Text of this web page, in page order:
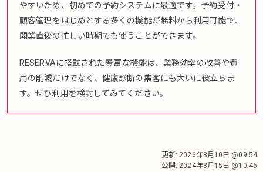
やすいため、初めての予約システムに最適です。予約受付・
顧客管理をはじめとする多くの機能が無料から利用可能で、
開業直後の忙しい時期でも使うことができます。
RESERVAに搭載された豊富な機能は、業務効率の改善や費
用の削減だけでなく、健康診断の集客にも大いに役立ちま
す。ぜひ利用を検討してみてください。
更新: 2026年3月10日 @09:54
公開: 2024年8月15日 @10:46